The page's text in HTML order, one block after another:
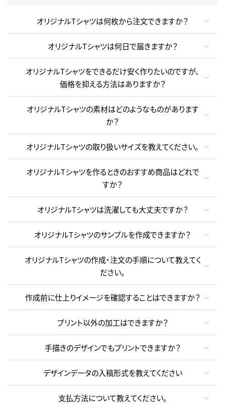
オリジナルTシャツは何枚から注文できますか？
オリジナルTシャツは何日で届きますか？
オリジナルTシャツをできるだけ安く作りたいのですが、
価格を抑える方法はありますか？
オリジナルTシャツの素材はどのようなものがあります
か？
オリジナルTシャツの取り扱いサイズを教えてください。
オリジナルTシャツを作るときのおすすめ商品はどれで
すか？
オリジナルTシャツは洗濯しても大丈夫ですか？
オリジナルTシャツのサンプルを作成できますか？
オリジナルTシャツの作成・注文の手順について教えてく
ださい。
作成前に仕上りイメージを確認することはできますか？
プリント以外の加工はできますか？
手描きのデザインでもプリントできますか？
デザインデータの入稿形式を教えてください
支払方法について教えてください。